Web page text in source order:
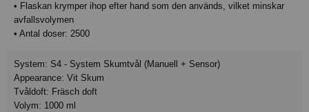
• Flaskan krymper ihop efter hand som den används, vilket minskar
avfallsvolymen
• Antal doser: 2500
System: S4 - System Skumtvål (Manuell + Sensor)
Appearance: Vit Skum
Tvåldoft: Fräsch doft
Volym: 1000 ml